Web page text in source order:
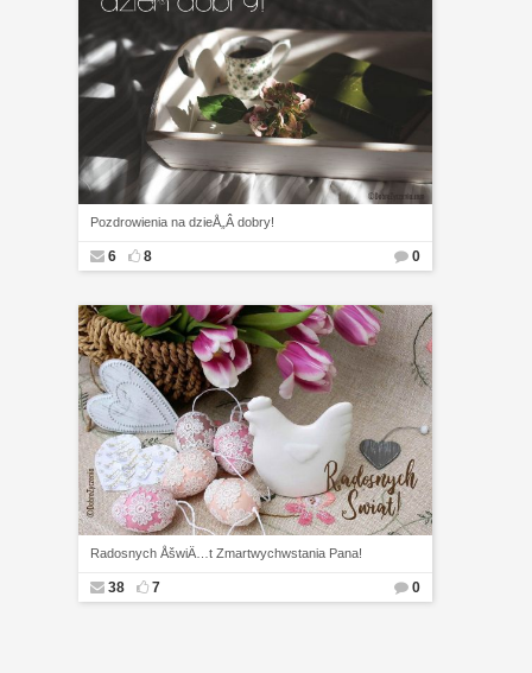
Pozdrowienia na dzieÅ„Â dobry!
6 8 0
Radosnych ÅšwiÄ…t Zmartwychwstania Pana!
38 7 0